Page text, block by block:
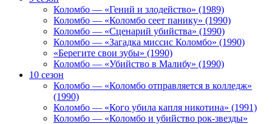
Коломбо — «Гений и злодейство» (1989)
Коломбо — «Коломбо сеет панику» (1990)
Коломбо — «Сценарий убийства» (1990)
Коломбо — «Загадка миссис Коломбо» (1990)
«Берегите свои зубы» (1990)
Коломбо — «Убийство в Малибу» (1990)
10 сезон
Коломбо — «Коломбо отправляется в колледж»
(1990)
Коломбо — «Кого убила капля никотина» (1991)
Коломбо — «Коломбо и убийство рок-звезды»